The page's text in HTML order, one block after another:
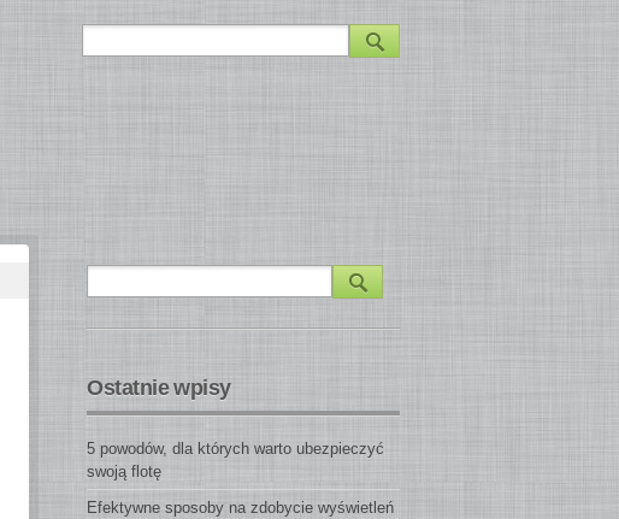
Ostatnie wpisy
5 powodów, dla których warto ubezpieczyć
swoją flotę
Efektywne sposoby na zdobycie wyświetleń